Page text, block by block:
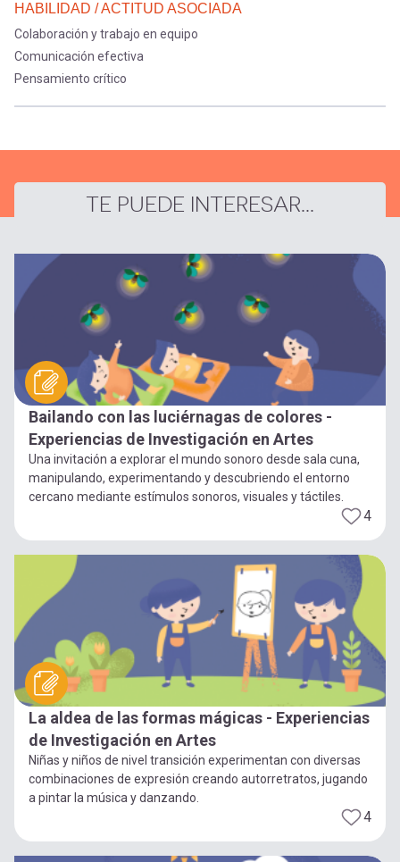
HABILIDAD / ACTITUD ASOCIADA
Colaboración y trabajo en equipo
Comunicación efectiva
Pensamiento crítico
TE PUEDE INTERESAR...
Bailando con las luciérnagas de colores -
Experiencias de Investigación en Artes
Una invitación a explorar el mundo sonoro desde sala cuna,
manipulando, experimentando y descubriendo el entorno
cercano mediante estímulos sonoros, visuales y táctiles.
4
La aldea de las formas mágicas - Experiencias
de Investigación en Artes
Niñas y niños de nivel transición experimentan con diversas
combinaciones de expresión creando autorretratos, jugando
a pintar la música y danzando.
4